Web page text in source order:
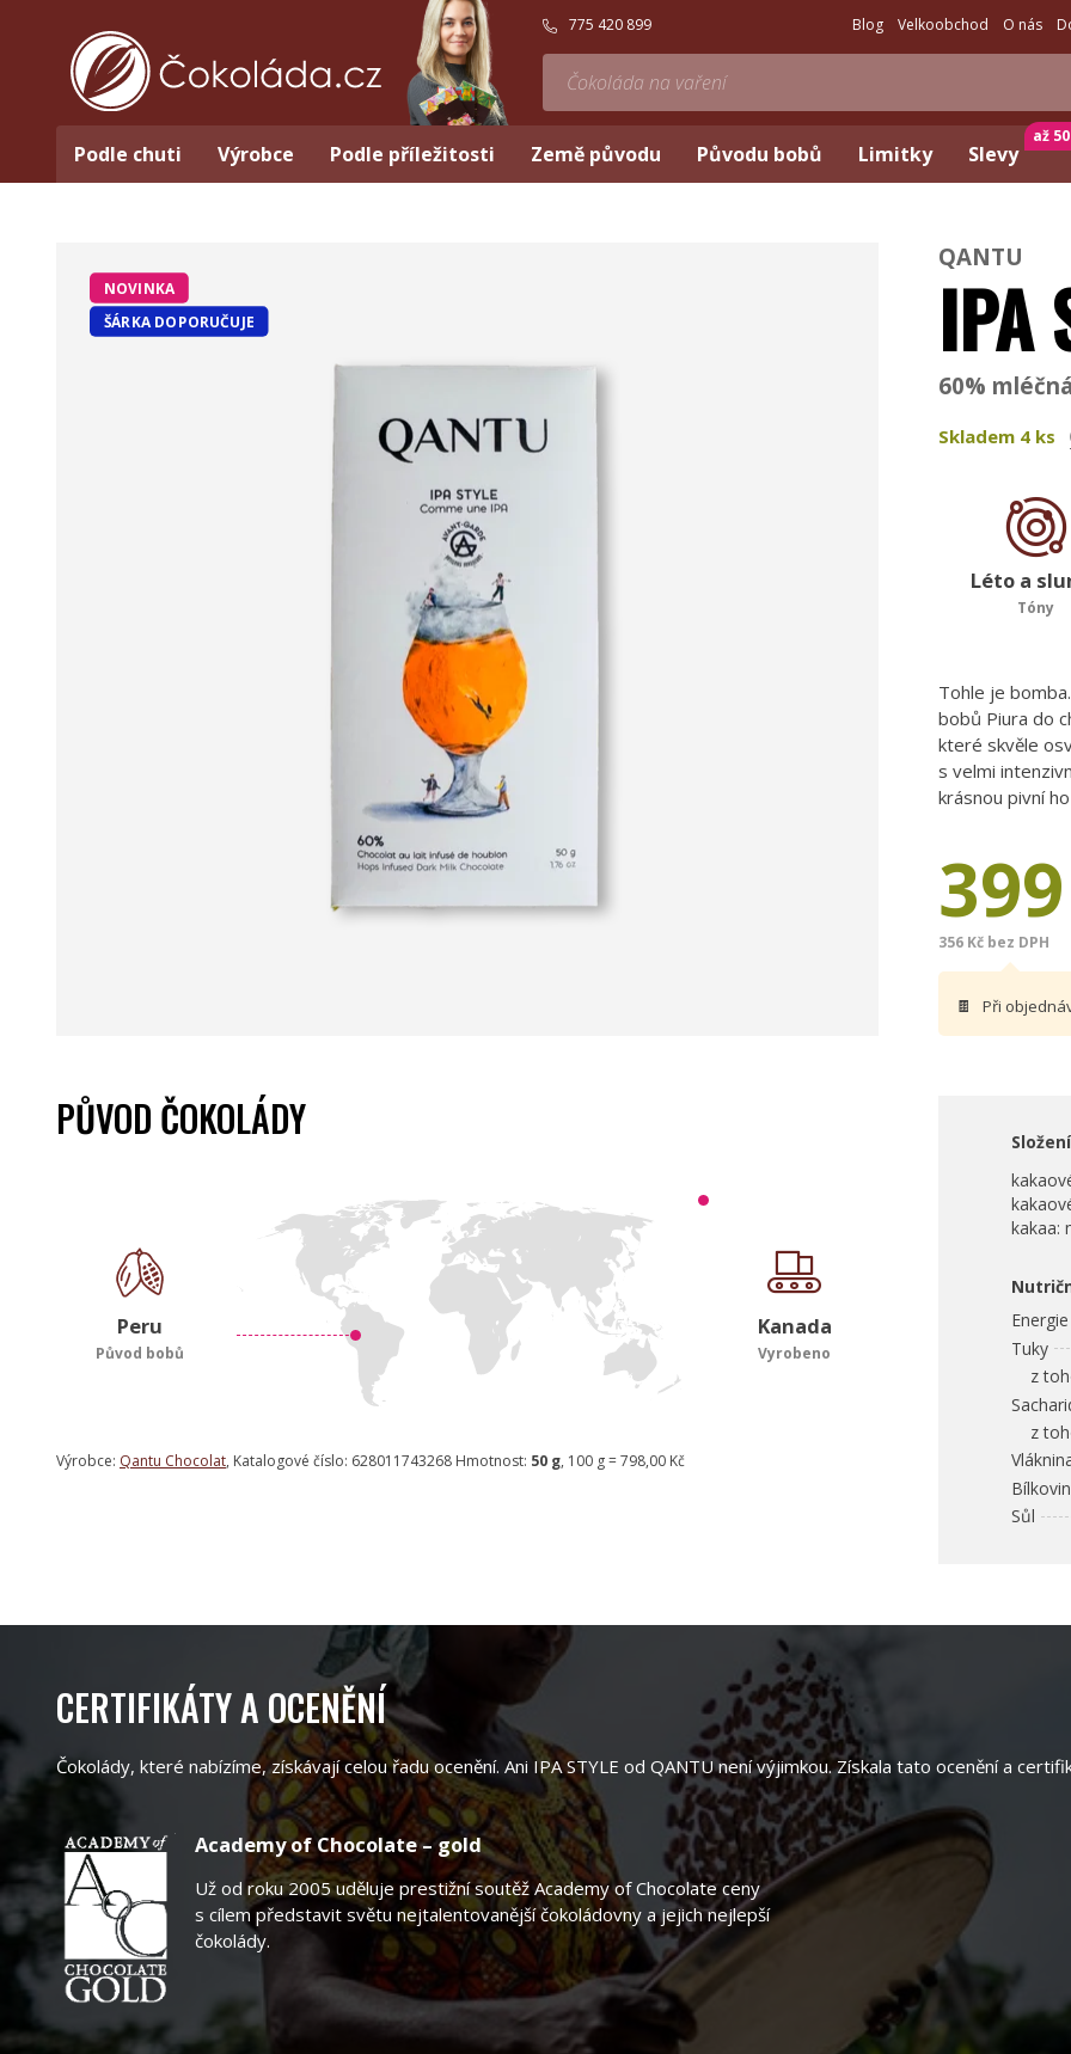
775 420 899 Blog Velkoobchod O nás
Podle chuti Výrobce Podle příležitosti Země původu Původu bobů Limitky Slevy
až
NOVINKA
ŠÁRKA DOPORUČUJE
QANTU
IPA
60%
Skladem 4ks
Léto a
Tóny
Tohle je
bobů Piura do
které skvěle
s velmi
krásnou pivní
399
356 Kč bez DPH
🍫 Při
PŮVOD ČOKOLÁDY
Peru
Původ bobů
Kanada
Vyrobeno
Výrobce: Qantu Chocolat, Katalogové číslo: 628011743268 Hmotnost: 50 g, 100 g = 798,00 Kč
Složení
kakaa:
Energie
Tuky
z
z
Sůl
CERTIFIKÁTY A OCENĚNÍ
Čokolády, které nabízíme, získávají celou řadu ocenění. Ani IPA STYLE od QANTU není výjimkou. Získala tato ocenění a
Academy of Chocolate – gold
Už od roku 2005 uděluje prestižní soutěž Academy of Chocolate ceny
s cílem představit světu nejtalentovanější čokoládovny a jejich nejlepší
čokolády.